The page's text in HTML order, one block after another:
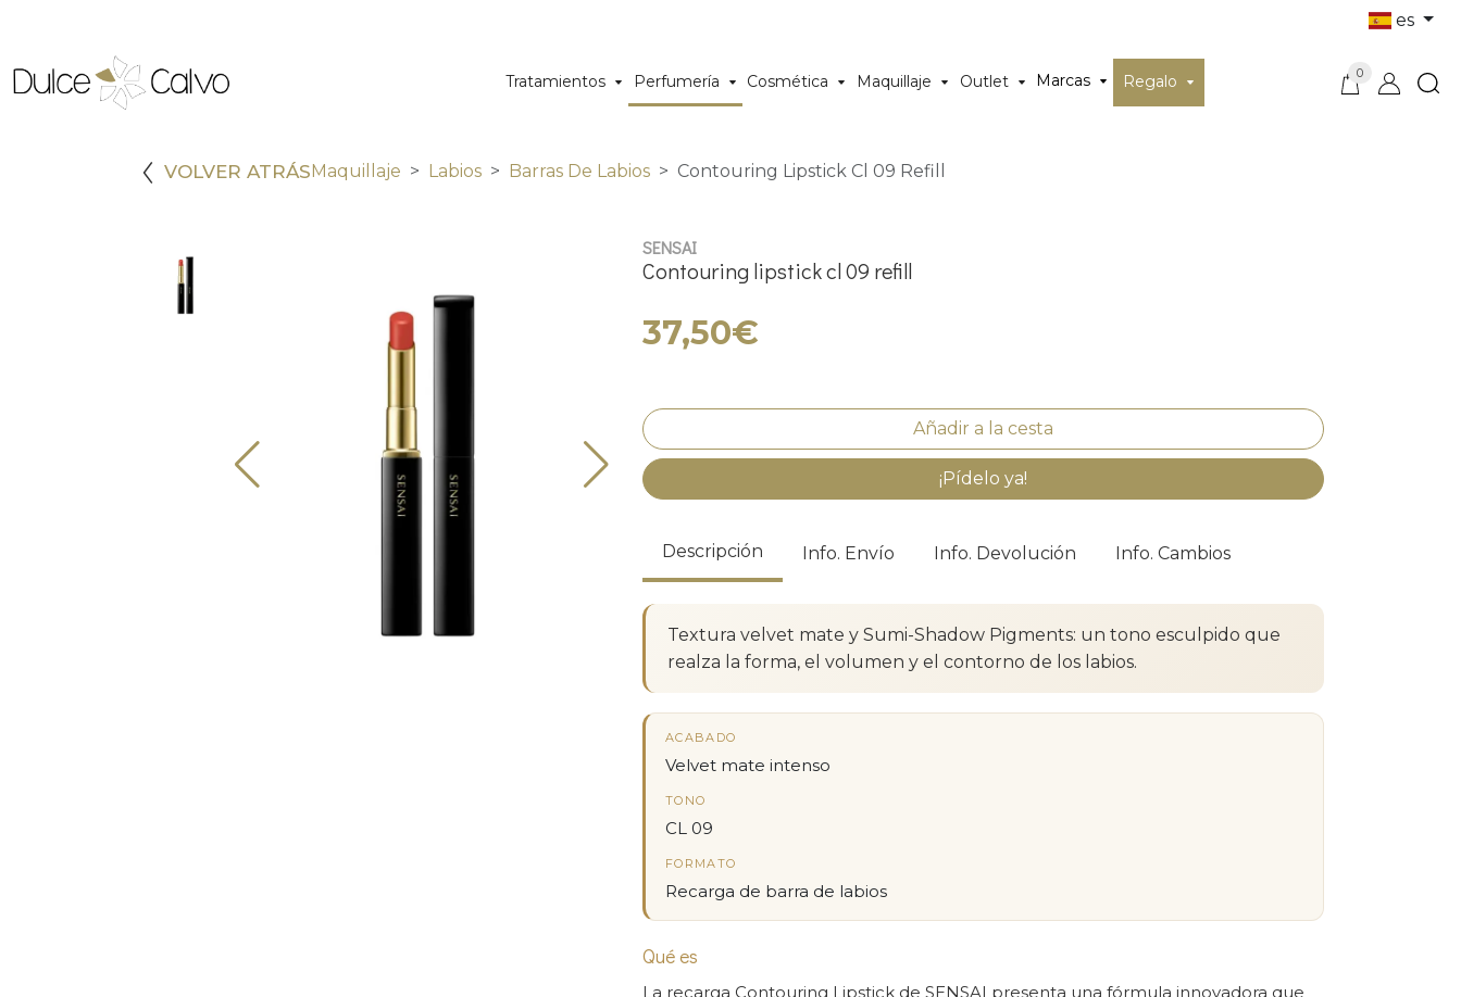
es
Tratamientos Perfumería Cosmética Maquillaje Outlet Marcas Regalo 0
VOLVER ATRÁSMaquillaje Labios Barras De Labios Contouring Lipstick Cl 09 Refill
SENSAI
Contouring lipstick cl 09 refill
37,50€
¡Pídelo ya!
Descripción Info. Envío Info. Devolución Info. Cambios
Textura velvet mate y Sumi-Shadow Pigments: un tono esculpido que
realza la forma, el volumen y el contorno de los labios.
ACABADO
Velvet mate intenso
TONO
CL 09
FORMATO
Recarga de barra de labios
Qué es
La recarga Contouring Lipstick de SENSAI presenta una fórmula innovadora que